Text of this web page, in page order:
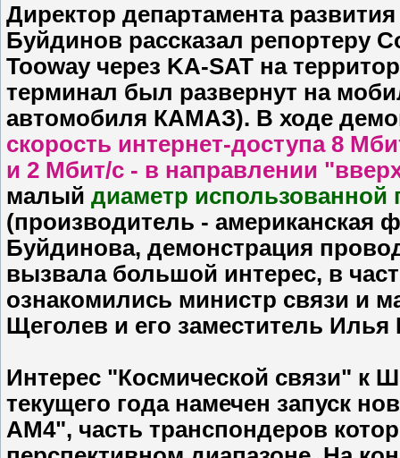
Директор департамента
Буйдинов рассказал репортеру
Tooway через KA-SAT на
терминал был развернут на
автомобиля КАМАЗ). В ходе
скорость интернет-доступа 8
и 2 Мбит/с - в направлении
малый диаметр использованной
(производитель - американская
Буйдинова, демонстрация
вызвала большой интерес, в
ознакомились министр связи и
Щеголев и его заместитель
Интерес "Космической связи" к
текущего года намечен запуск
АМ4", часть транспондеров